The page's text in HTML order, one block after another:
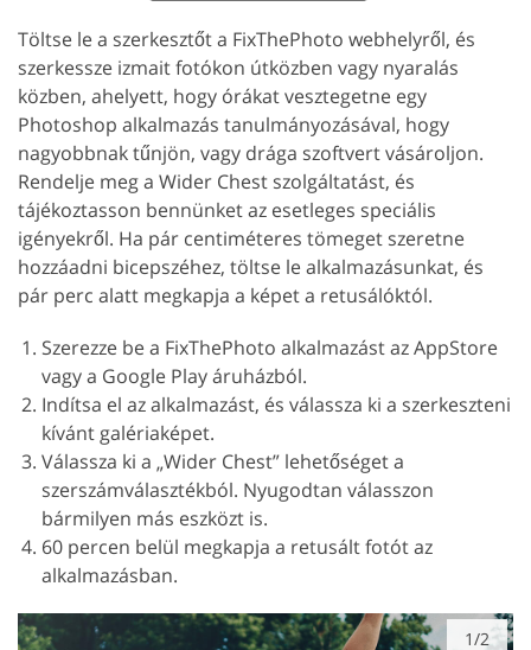
Töltse le a szerkesztőt a FixThePhoto webhelyről, és
szerkessze izmait fotókon útközben vagy nyaralás
közben, ahelyett, hogy órákat vesztegetne egy
Photoshop alkalmazás tanulmányozásával, hogy
nagyobbnak tűnjön, vagy drága szoftvert vásároljon.
Rendelje meg a Wider Chest szolgáltatást, és
tájékoztasson bennünket az esetleges speciális
igényekről. Ha pár centiméteres tömeget szeretne
hozzáadni bicepszéhez, töltse le alkalmazásunkat, és
pár perc alatt megkapja a képet a retusálóktól.
Szerezze be a FixThePhoto alkalmazást az AppStore
vagy a Google Play áruházból.
Indítsa el az alkalmazást, és válassza ki a szerkeszteni
kívánt galériaképet.
Válassza ki a „Wider Chest” lehetőséget a
szerszámválasztékból. Nyugodtan válasszon
bármilyen más eszközt is.
60 percen belül megkapja a retusált fotót az
alkalmazásban.
1/2